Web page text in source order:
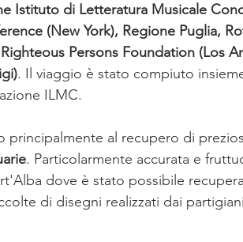
Istituto di Letteratura Musicale
(New York), Regione Puglia,
Persons Foundation (Los
. Il viaggio è stato compiuto
ILMC.
principalmente al recupero di
. Particolarmente accurata e
dove è stato possibile
di disegni realizzati dai